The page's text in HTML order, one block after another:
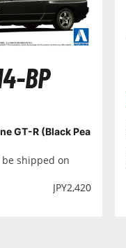
BP
GT-R (Black Pea
shipped on
JPY2,420